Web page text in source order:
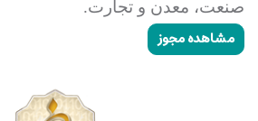
صنعت، معدن و تجارت.
مشاهده مجوز